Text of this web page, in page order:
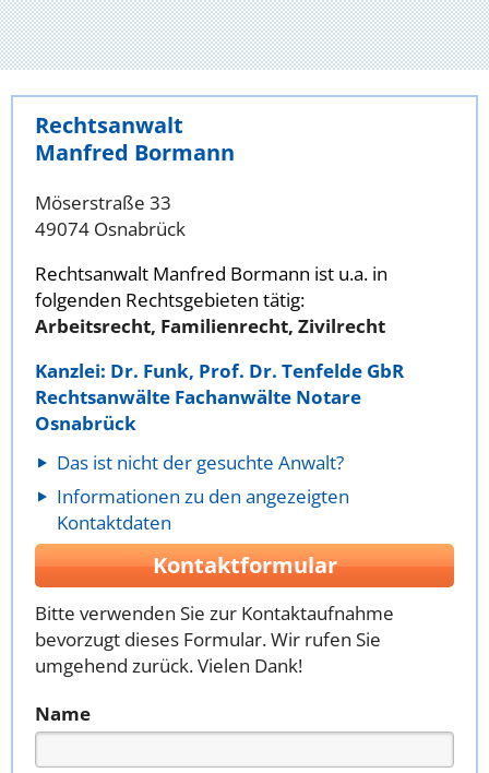
Rechtsanwalt
Manfred Bormann
Möserstraße 33
49074 Osnabrück
Rechtsanwalt Manfred Bormann ist u.a. in
folgenden Rechtsgebieten tätig:
Arbeitsrecht, Familienrecht, Zivilrecht
Kanzlei: Dr. Funk, Prof. Dr. Tenfelde GbR
Rechtsanwälte Fachanwälte Notare
Osnabrück
Das ist nicht der gesuchte Anwalt?
Informationen zu den angezeigten
Kontaktdaten
Kontaktformular
Bitte verwenden Sie zur Kontaktaufnahme
bevorzugt dieses Formular. Wir rufen Sie
umgehend zurück. Vielen Dank!
Name